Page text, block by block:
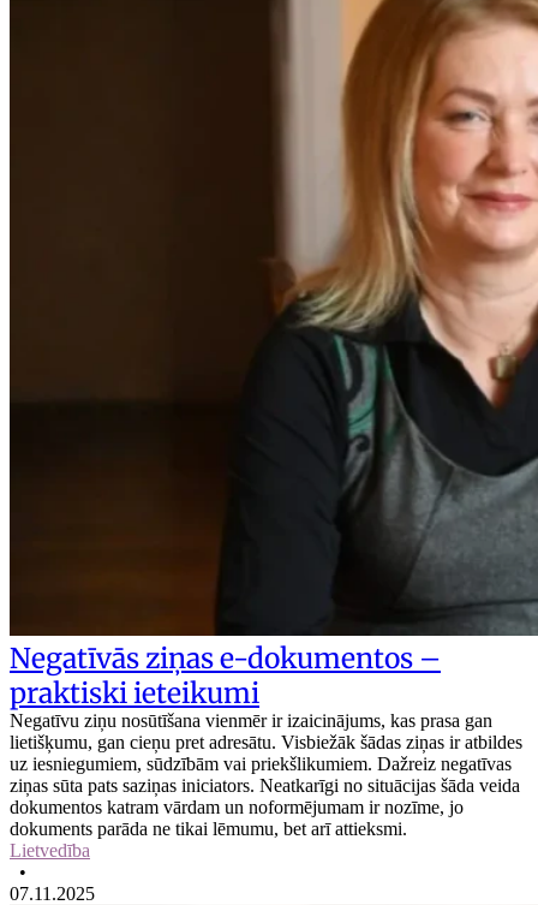
Negatīvās ziņas e-dokumentos –
praktiski ieteikumi
Negatīvu ziņu nosūtīšana vienmēr ir izaicinājums, kas prasa gan
lietišķumu, gan cieņu pret adresātu. Visbiežāk šādas ziņas ir atbildes
uz iesniegumiem, sūdzībām vai priekšlikumiem. Dažreiz negatīvas
ziņas sūta pats saziņas iniciators. Neatkarīgi no situācijas šāda veida
dokumentos katram vārdam un noformējumam ir nozīme, jo
dokuments parāda ne tikai lēmumu, bet arī attieksmi.
Lietvedība
•
07.11.2025